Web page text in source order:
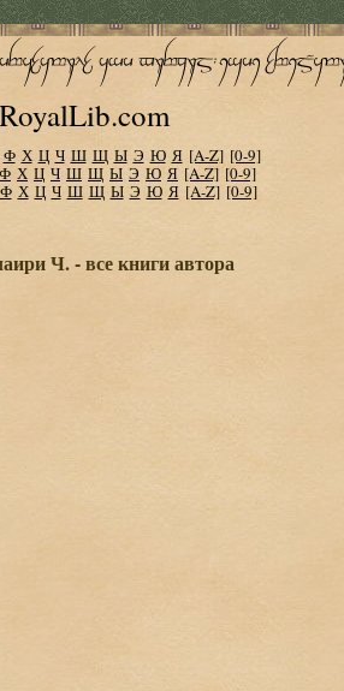
Ф Х Ц Ч Ш Щ Ы Э Ю Я [A-Z] [0-9]
Ф Х Ц Ч Ш Щ Ы Э Ю Я [A-Z] [0-9]
Ф Х Ц Ч Ш Щ Ы Э Ю Я [A-Z] [0-9]
Ч. - все книги автора